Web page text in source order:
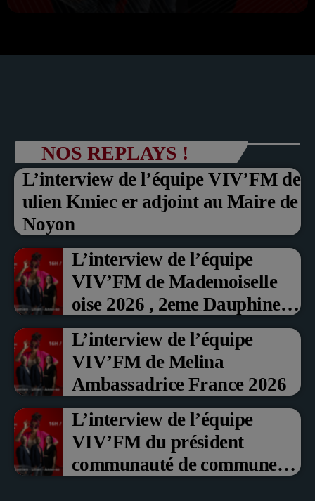
NOS REPLAYS !
L’interview de l’équipe VIV’FM de
ulien Kmiec er adjoint au Maire de
Noyon
L’interview de l’équipe
VIV’FM de Mademoiselle
oise 2026 , 2eme Dauphine et
Prix du Public , Marche aux
fruits rouge Noyon 2026
L’interview de l’équipe
VIV’FM de Melina
Ambassadrice France 2026
L’interview de l’équipe
VIV’FM du président
communauté de communes